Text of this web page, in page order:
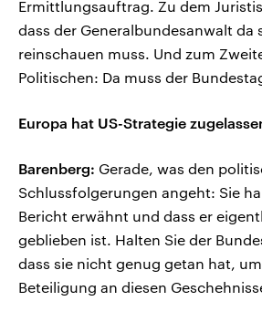
Ermittlungsauftrag. Zu dem
dass der Generalbundesanwalt da
reinschauen muss. Und zum
Politischen: Da muss der
Europa hat US-Strategie
Barenberg: Gerade, was den
Schlussfolgerungen angeht: Sie
Bericht erwähnt und dass er
geblieben ist. Halten Sie der
dass sie nicht genug getan hat,
Beteiligung an diesen